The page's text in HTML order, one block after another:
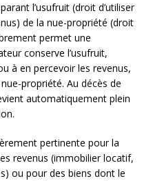
l’usufruit (droit d’utiliser
de la nue-propriété (droit
permet une
conserve l’usufruit,
à en percevoir les revenus,
propriété. Au décès de
automatiquement plein
pertinente pour la
revenus (immobilier locatif,
ou pour des biens dont le